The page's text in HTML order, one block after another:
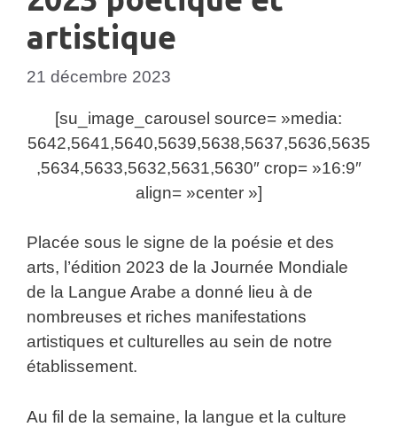
artistique
21 décembre 2023
[su_image_carousel source= »media:
5642,5641,5640,5639,5638,5637,5636,5635
,5634,5633,5632,5631,5630″ crop= »16:9″
align= »center »]
Placée sous le signe de la poésie et des
arts, l’édition 2023 de la Journée Mondiale
de la Langue Arabe a donné lieu à de
nombreuses et riches manifestations
artistiques et culturelles au sein de notre
établissement.
Au fil de la semaine, la langue et la culture